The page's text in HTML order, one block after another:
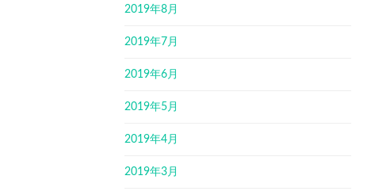
2019年8月
2019年7月
2019年6月
2019年5月
2019年4月
2019年3月